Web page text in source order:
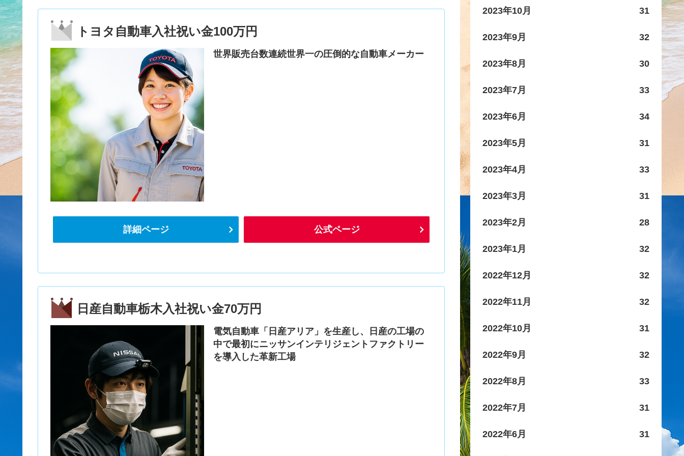
トヨタ自動車入社祝い金100万円
世界販売台数連続世界一の圧倒的な自動車メーカー
詳細ページ 公式ページ
日産自動車栃木入社祝い金70万円
電気自動車「日産アリア」を生産し、日産の工場の
中で最初にニッサンインテリジェントファクトリー
を導入した革新工場
2023年10月 31
2023年9月 32
2023年8月 30
2023年7月 33
2023年6月 34
2023年5月 31
2023年4月 33
2023年3月 31
2023年2月 28
2023年1月 32
2022年12月 32
2022年11月 32
2022年10月 31
2022年9月 32
2022年8月 33
2022年7月 31
2022年6月 31